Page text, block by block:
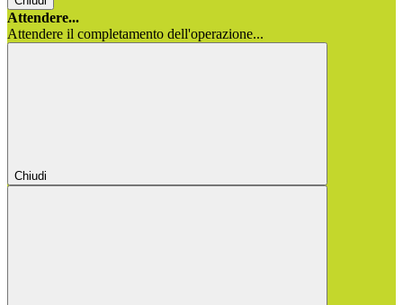
Attendere...
Attendere il completamento dell'operazione...
Chiudi